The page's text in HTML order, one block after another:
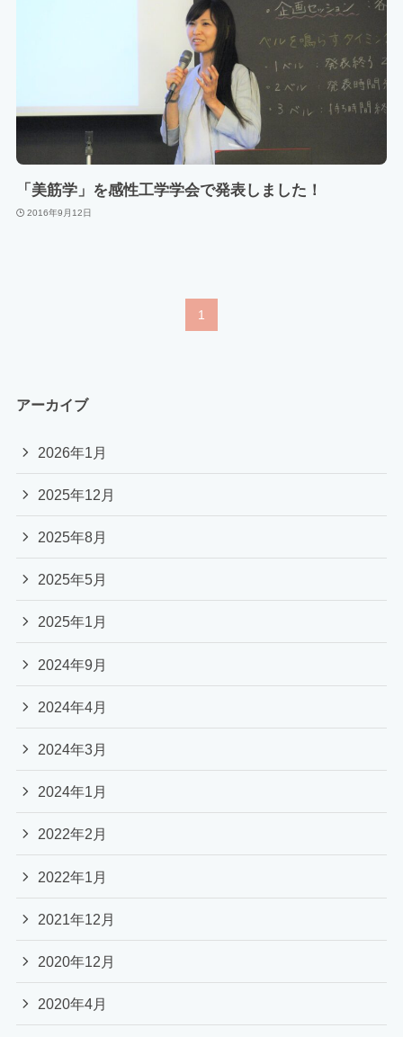
「美筋学」を感性工学学会で発表しました！
2016年9月12日
1
アーカイブ
2026年1月
2025年12月
2025年8月
2025年5月
2025年1月
2024年9月
2024年4月
2024年3月
2024年1月
2022年2月
2022年1月
2021年12月
2020年12月
2020年4月